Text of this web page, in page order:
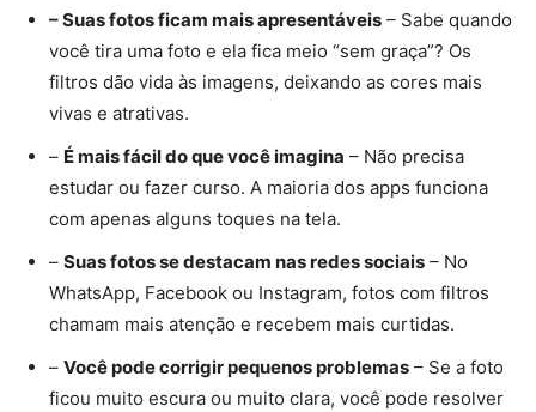
– Suas fotos ficam mais apresentáveis – Sabe quando
você tira uma foto e ela fica meio “sem graça”? Os
filtros dão vida às imagens, deixando as cores mais
vivas e atrativas.
– É mais fácil do que você imagina – Não precisa
estudar ou fazer curso. A maioria dos apps funciona
com apenas alguns toques na tela.
– Suas fotos se destacam nas redes sociais – No
WhatsApp, Facebook ou Instagram, fotos com filtros
chamam mais atenção e recebem mais curtidas.
– Você pode corrigir pequenos problemas – Se a foto
ficou muito escura ou muito clara, você pode resolver